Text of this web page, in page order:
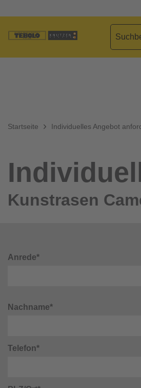
Startseite Individuelles Angebot
Kunstrasen
Anrede*
Nachname*
Telefon*